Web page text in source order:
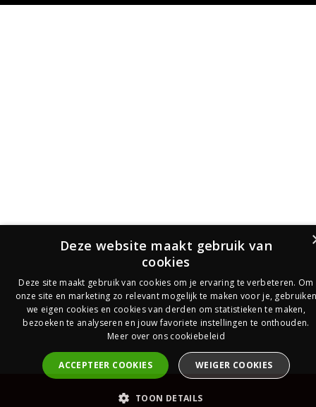
PrijsOfferte
Deze website maakt gebruik van
cookies
Deze site maakt gebruik van cookies om je ervaring te verbeteren. Om
onze site en marketing zo relevant mogelijk te maken voor je,
we eigen cookies en cookies van derden om statistieken te maken,
bezoeken te analyseren en jouw favoriete instellingen te onthouden.
Meer over ons cookiebeleid
ACCEPTEER COOKIES WEIGER COOKIES
TOON DETAILS